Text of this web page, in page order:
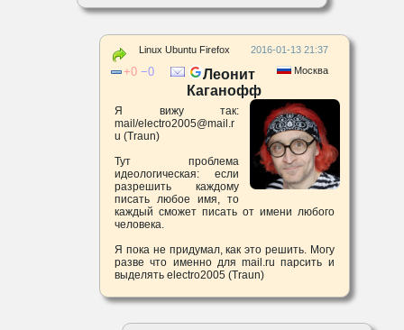
2016-01-13 21:37
Linux Ubuntu Firefox
Москва
0 0
Леонит
Каганофф
Я вижу так:
mail/electro2005@mail.r
u (Traun)
Тут проблема
идеологическая: если
разрешить каждому
писать любое имя, то
каждый сможет писать от имени любого
человека.
Я пока не придумал, как это решить. Могу
разве что именно для mail.ru парсить и
выделять electro2005 (Traun)